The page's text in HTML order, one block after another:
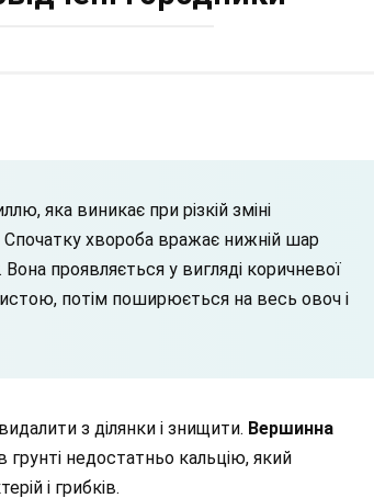
яка виникає при різкій зміні
хвороба вражає нижній шар
проявляється у вигляді коричневої
потім поширюється на весь овоч і
з ділянки і знищити. Вершинна
недостатньо кальцію, який
і грибків.